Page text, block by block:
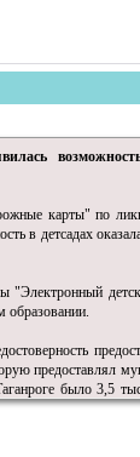
карты" по
в детсадах
"Электронный
образовании.
предоставлял
было 3,5
не справиться